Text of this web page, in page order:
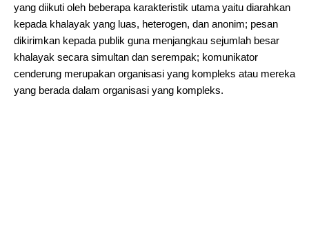
yang diikuti oleh beberapa karakteristik utama yaitu diarahkan
kepada khalayak yang luas, heterogen, dan anonim; pesan
dikirimkan kepada publik guna menjangkau sejumlah besar
khalayak secara simultan dan serempak; komunikator
cenderung merupakan organisasi yang kompleks atau mereka
yang berada dalam organisasi yang kompleks.